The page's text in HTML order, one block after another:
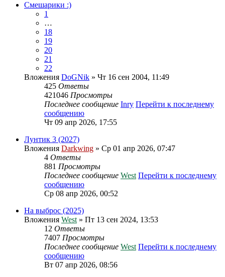
Смешарики :)
1
…
18
19
20
21
22
Вложения DoGNik » Чт 16 сен 2004, 11:49
425 Ответы
421046 Просмотры
Последнее сообщение Inry Перейти к последнему
сообщению
Чт 09 апр 2026, 17:55
Лунтик 3 (2027)
Вложения Darkwing » Ср 01 апр 2026, 07:47
4 Ответы
881 Просмотры
Последнее сообщение West Перейти к последнему
сообщению
Ср 08 апр 2026, 00:52
На выброс (2025)
Вложения West » Пт 13 сен 2024, 13:53
12 Ответы
7407 Просмотры
Последнее сообщение West Перейти к последнему
сообщению
Вт 07 апр 2026, 08:56